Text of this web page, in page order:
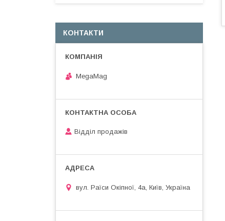
КОНТАКТИ
MegaMag
Відділ продажів
вул. Раїси Окіпної, 4а, Київ, Україна